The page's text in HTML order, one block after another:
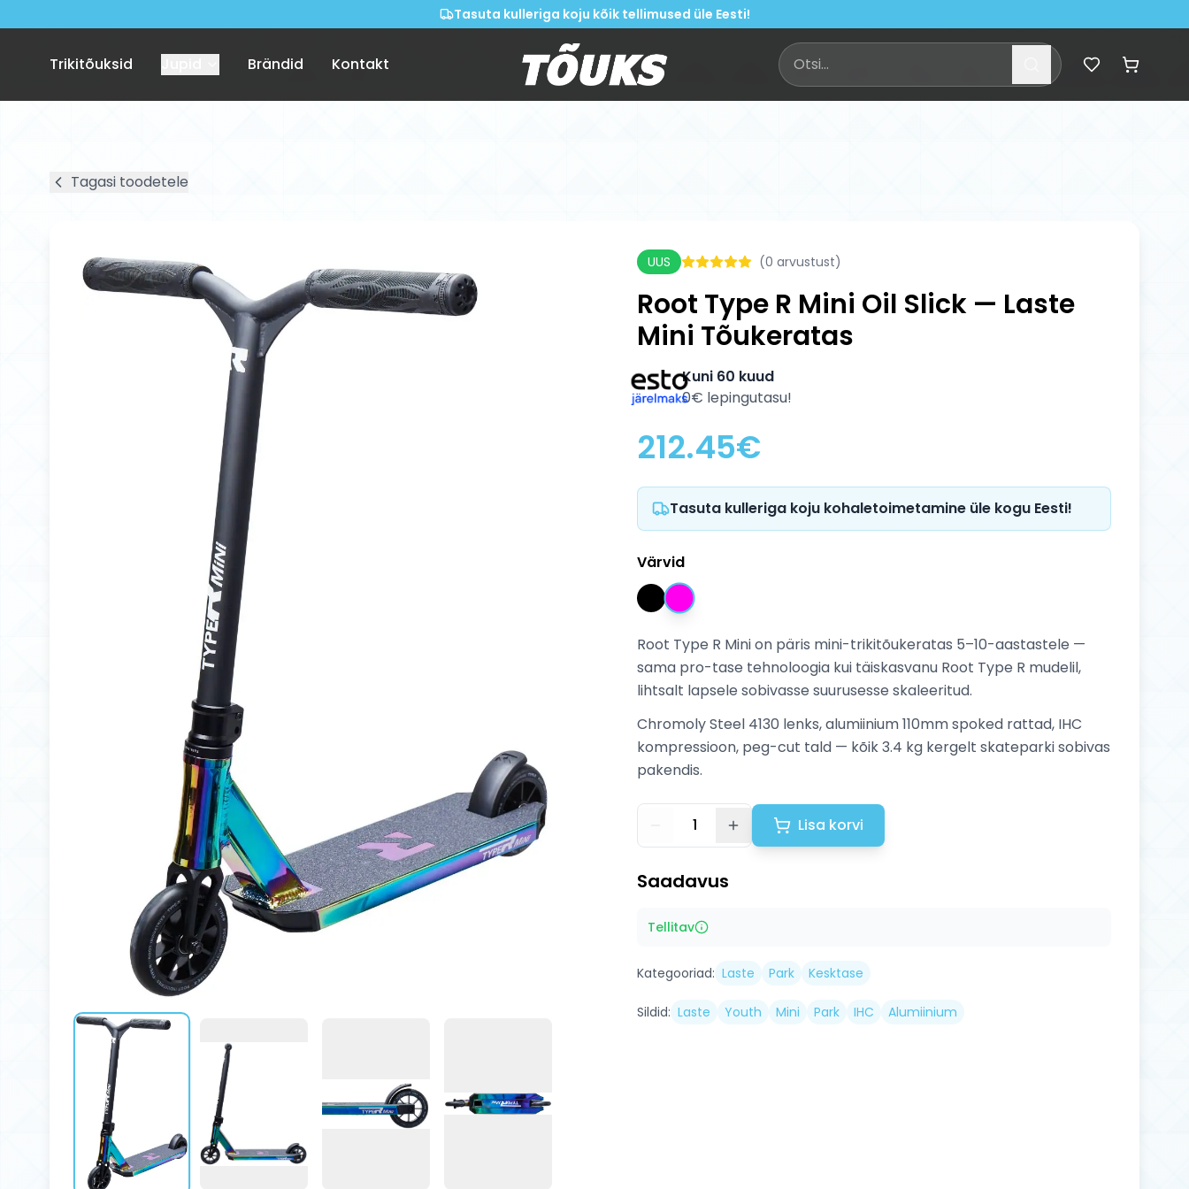
Tasuta kulleriga koju kõik tellimused üle Eesti!
Trikitõuksid Brändid Kontakt
Tagasi toodetele
UUS (0 arvustust)
Root Type R Mini Oil Slick — Laste
Mini Tõukeratas
Kuni 60 kuud
0€ lepingutasu!
212.45€
Tasuta kulleriga koju kohaletoimetamine üle kogu Eesti!
Värvid
Root Type R Mini on päris mini-trikitõukeratas 5–10-aastastele —
sama pro-tase tehnoloogia kui täiskasvanu Root Type R mudelil,
lihtsalt lapsele sobivasse suurusesse skaleeritud.
Chromoly Steel 4130 lenks, alumiinium 110mm spoked rattad, IHC
kompressioon, peg-cut tald — kõik 3.4 kg kergelt skateparki sobivas
pakendis.
1 Lisa korvi
Saadavus
Tellitav
Kategooriad: Laste Park Kesktase
Sildid: Laste Youth Mini Park IHC Alumiinium